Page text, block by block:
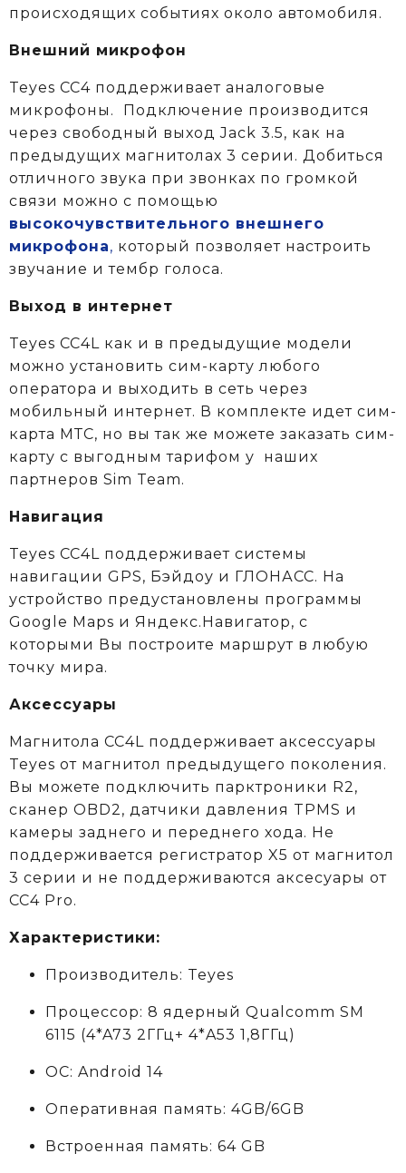
происходящих событиях около автомобиля.
Внешний микрофон
Teyes CC4 поддерживает аналоговые
микрофоны. Подключение производится
через свободный выход Jack 3.5, как на
предыдущих магнитолах 3 серии. Добиться
отличного звука при звонках по громкой
связи можно с помощью
высокочувствительного внешнего
микрофона, который позволяет настроить
звучание и тембр голоса.
Выход в интернет
Teyes CC4L как и в предыдущие модели
можно установить сим-карту любого
оператора и выходить в сеть через
мобильный интернет. В комплекте идет сим-
карта МТС, но вы так же можете заказать сим-
карту с выгодным тарифом у
наших
партнеров Sim Team.
Навигация
Teyes CC4L поддерживает системы
навигации GPS, Бэйдоу и ГЛОНАСС. На
устройство предустановлены программы
Google Maps и Яндекс.Навигатор, с
которыми Вы построите маршрут в любую
точку мира.
Аксессуары
Магнитола CC4L поддерживает аксессуары
Teyes от магнитол предыдущего поколения.
Вы можете подключить парктроники R2,
сканер OBD2, датчики давления TPMS и
камеры заднего и переднего хода. Не
поддерживается регистратор X5 от магнитол
3 серии и не поддерживаются аксеcуары от
CC4 Pro.
Характеристики:
Производитель: Teyes
Процессор: 8 ядерный Qualcomm SM
6115 (4*A73 2ГГц+ 4*A53 1,8ГГц)
ОС: Android 14
Оперативная память: 4GB/6GB
Встроенная память: 64 GB